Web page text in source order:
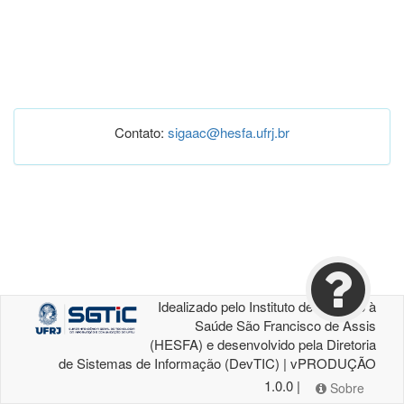
Contato: sigaac@hesfa.ufrj.br
Idealizado pelo Instituto de Atenção à
Saúde São Francisco de Assis
(HESFA) e desenvolvido pela Diretoria
de Sistemas de Informação (DevTIC) | vPRODUÇÃO
1.0.0 |
Sobre